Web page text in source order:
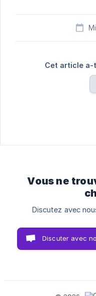
Cet article a-
Vous ne
Discutez avec
Discuter avec